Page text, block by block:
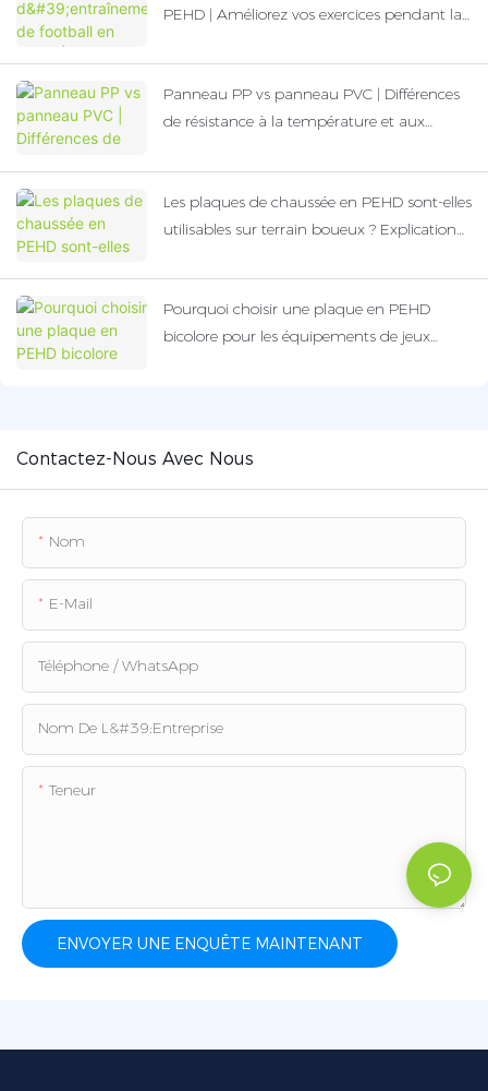
PEHD | Améliorez vos exercices pendant la
Panneau PP vs panneau PVC | Différences
de résistance à la température et aux
Les plaques de chaussée en PEHD sont-elles
utilisables sur terrain boueux ? Explication
antidérapantes.
Pourquoi choisir une plaque en PEHD
bicolore pour les équipements de jeux
Contactez-Nous Avec Nous
Nom
E-Mail
Téléphone / WhatsApp
Nom De L&#39;entreprise
Teneur
ENVOYER UNE ENQUÊTE MAINTENANT